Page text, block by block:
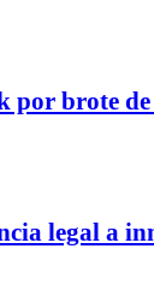
por brote
legal a